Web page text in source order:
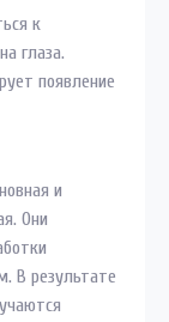
к
глаза.
появление
и
Они
В результате